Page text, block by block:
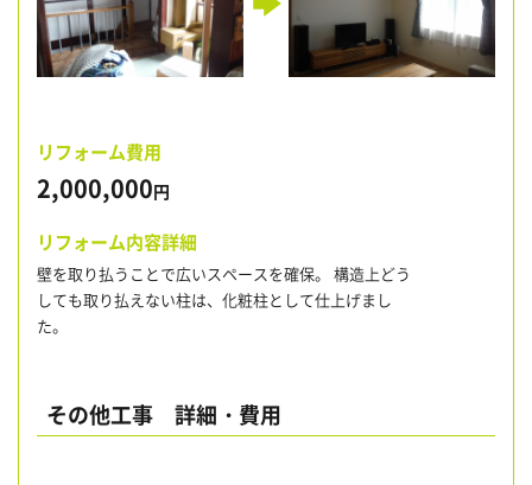
リフォーム費用
2,000,000円
リフォーム内容詳細
壁を取り払うことで広いスペースを確保。 構造上どう
しても取り払えない柱は、化粧柱として仕上げまし
た。
その他工事 詳細・費用